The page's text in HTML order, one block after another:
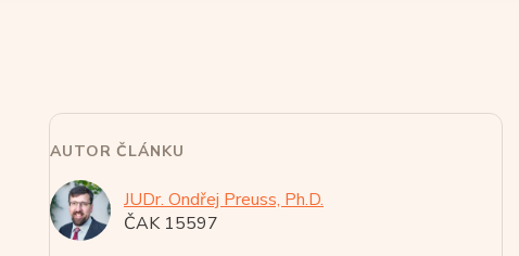
AUTOR ČLÁNKU
JUDr. Ondřej Preuss, Ph.D.
ČAK 15597